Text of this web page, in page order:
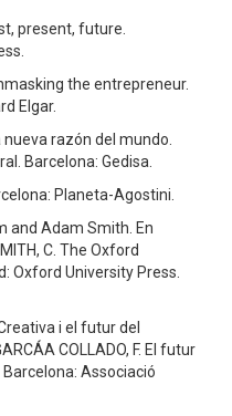
present, future.
the entrepreneur.
Elgar.
nueva razón del mundo.
Barcelona: Gedisa.
Planeta-Agostini.
and Adam Smith. En
C. The Oxford
Oxford University Press.
i el futur del
COLLADO, F. El futur
Associació